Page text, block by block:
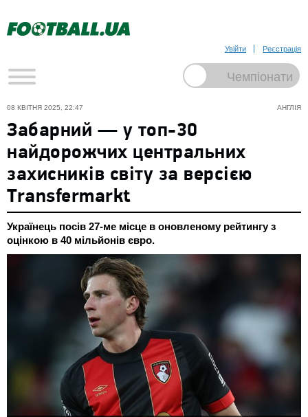
Увійти Реєстрація
АНГЛІЯ
08 КВІТНЯ 2025, 22:47
Забарний — у топ-30
найдорожчих центральних
захисників світу за версією
Transfermarkt
Українець посів 27-ме місце в оновленому рейтингу з
оцінкою в 40 мільйонів євро.